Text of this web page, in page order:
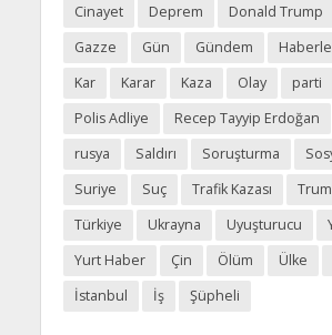
Cinayet
Deprem Donald Trump
Gazze
Gün Gündem
Kar
Karar Kaza Olay parti
Polis Adliye
Recep Tayyip Erdoğan
rusya
Saldırı Soruşturma
Suriye
Suç Trafik Kazası
Türkiye
Ukrayna Uyuşturucu
Yurt Haber
Çin Ölüm Ülke
İstanbul
İş Şüpheli